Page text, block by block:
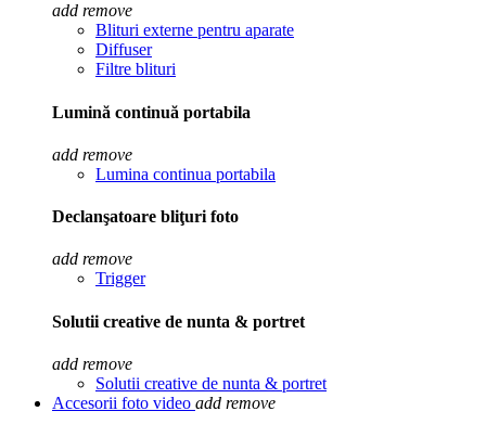
add remove
Blituri externe pentru aparate
Diffuser
Filtre blituri
Lumină continuă portabila
add remove
Lumina continua portabila
Declanşatoare bliţuri foto
add remove
Trigger
Solutii creative de nunta & portret
add remove
Solutii creative de nunta & portret
Accesorii foto video add remove